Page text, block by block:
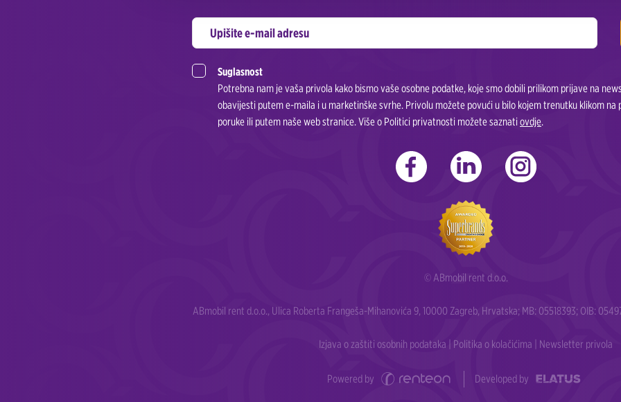
Suglasnost
Potrebna nam je vaša privola kako bismo vaše osobne podatke, koje smo dobili prilikom prijave na
obavijesti putem e-maila i u marketinške svrhe. Privolu možete povući u bilo kojem trenutku klikom na
poruke ili putem naše web stranice. Više o Politici privatnosti možete saznatiovdje.
© ABmobil rent d.o.o.
ABmobil rent d.o.o., Ulica Roberta Frangeša-Mihanovića 9, 10000 Zagreb, Hrvatska; MB: 05518393; OIB:
Izjava o zaštiti osobnih podataka Politika o kolačićima Newsletter privola
Powered by Developed by